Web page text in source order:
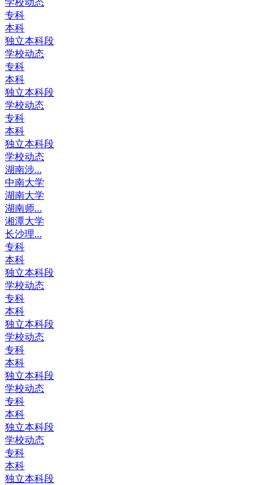
学校动态
专科
本科
独立本科段
学校动态
专科
本科
独立本科段
学校动态
专科
本科
独立本科段
学校动态
湖南涉...
中南大学
湖南大学
湖南师...
湘潭大学
长沙理...
专科
本科
独立本科段
学校动态
专科
本科
独立本科段
学校动态
专科
本科
独立本科段
学校动态
专科
本科
独立本科段
学校动态
专科
本科
独立本科段